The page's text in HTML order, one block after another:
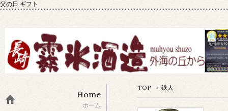
父の日 ギフト
TOP > 鉄人
Home
ホーム